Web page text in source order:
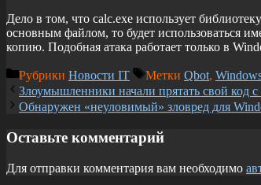
Дело в том, что calc.exe использует
основным файлом, то будет использоваться
копию. Подобная атака работает только в
Рубрики Новости IT Метки Qbot,
Злоумышленники начали прятать свой код
Обнаружен «неуловимый» зловред для
Оставьте комментарий
Для отправки комментария вам необходимо